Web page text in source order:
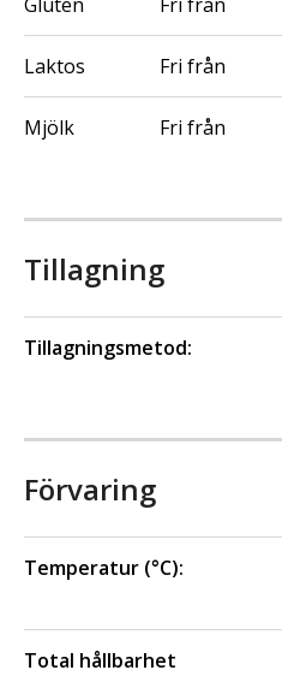
Laktos Fri från
Mjölk Fri från
Tillagning
Tillagningsmetod:
Förvaring
Temperatur (°C):
Total hållbarhet